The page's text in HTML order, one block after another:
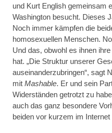
und Kurt English gemeinsam
Washington besucht. Dieses
Noch immer kämpfen die
homosexuellen Menschen.
Und das, obwohl es ihnen
hat. „Die Struktur unserer
auseinanderzubringen“, sagt
mit Mashable. Er und sein
Widerständen getrotzt zu
auch das ganz besondere
beiden vor kurzem im Internet